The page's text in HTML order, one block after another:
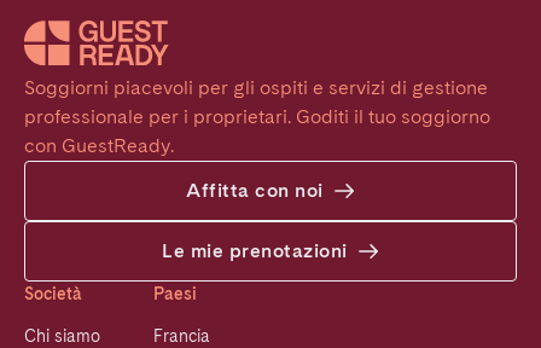
Soggiorni piacevoli per gli ospiti e servizi di gestione
professionale per i proprietari. Goditi il tuo soggiorno
con GuestReady.
Affitta con noi
Le mie prenotazioni
Società
Chi siamo
Paesi
Francia